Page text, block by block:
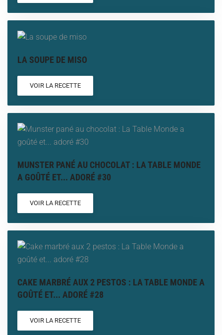
LA SOUPE DE MISO
VOIR LA RECETTE
MUNSTER PANÉ AU CHOCOLAT : LA TABLE MONDE
A GOÛTÉ ET... ADORÉ #30
VOIR LA RECETTE
CAKE MARBRÉ AUX 2 PESTOS : LA TABLE MONDE A
GOÛTÉ ET... ADORÉ #28
VOIR LA RECETTE